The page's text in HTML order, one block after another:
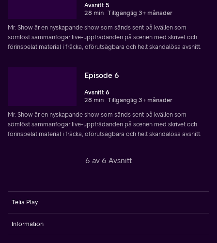
Avsnitt 5
28 min Tillgänglig 3+ månader
Mr. Show är en nyskapande show som sänds sent på kvällen som
sömlöst sammanfogar live-uppträdanden på scenen med skrivet och
förinspelat material i fräcka, oförutsägbara och helt skandalösa avsnitt.
Episode 6
Avsnitt 6
28 min Tillgänglig 3+ månader
Mr. Show är en nyskapande show som sänds sent på kvällen som
sömlöst sammanfogar live-uppträdanden på scenen med skrivet och
förinspelat material i fräcka, oförutsägbara och helt skandalösa avsnitt.
6 av 6 Avsnitt
Telia Play
Information